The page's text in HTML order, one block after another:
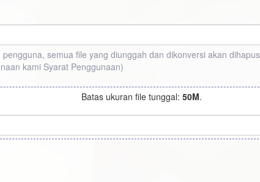
semua file yang diunggah dan dikonversi akan
kami Syarat Penggunaan)
Batas ukuran file tunggal: 50M.